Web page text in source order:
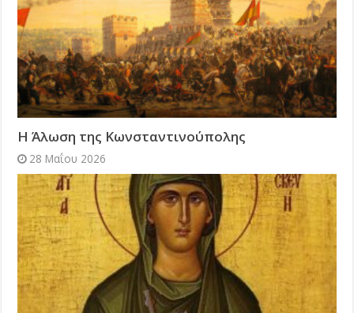
Η Άλωση της Κωνσταντινούπολης
28 Μαΐου 2026